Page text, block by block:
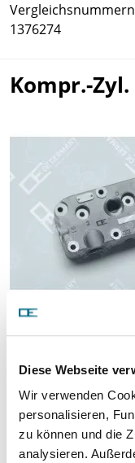
Diese Webseite
Wir verwenden
personalisieren,
zu können und die
analysieren.
1376274
Kompr.-Zyl.
Gewicht:
1,00 kg/Stk